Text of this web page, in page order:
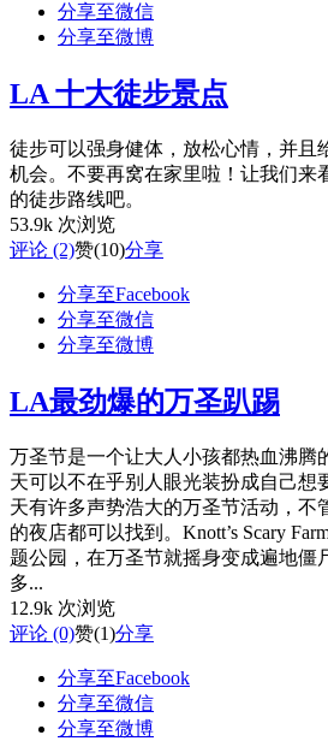
分享至微信
分享至微博
LA 十大徒步景点
徒步可以强身健体，放松心情，并且
机会。不要再窝在家里啦！让我们来
的徒步路线吧。
53.9k 次浏览
评论 (2)赞(10)分享
分享至Facebook
分享至微信
分享至微博
LA最劲爆的万圣趴踢
万圣节是一个让大人小孩都热血沸腾
天可以不在乎别人眼光装扮成自己想
天有许多声势浩大的万圣节活动，不
的夜店都可以找到。Knott’s Scary
题公园，在万圣节就摇身变成遍地僵
多...
12.9k 次浏览
评论 (0)赞(1)分享
分享至Facebook
分享至微信
分享至微博